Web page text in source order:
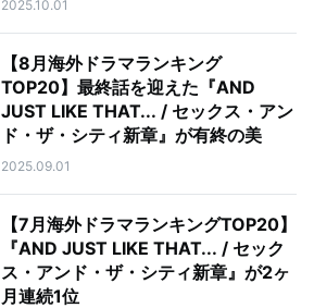
2025.10.01
【8月海外ドラマランキング
TOP20】最終話を迎えた『AND
JUST LIKE THAT... / セックス・アン
ド・ザ・シティ新章』が有終の美
2025.09.01
【7月海外ドラマランキングTOP20】
『AND JUST LIKE THAT... / セック
ス・アンド・ザ・シティ新章』が2ヶ
月連続1位